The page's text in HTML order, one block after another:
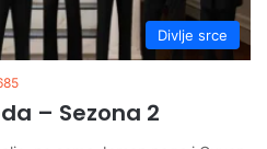
Divlje srce
– Sezona 2